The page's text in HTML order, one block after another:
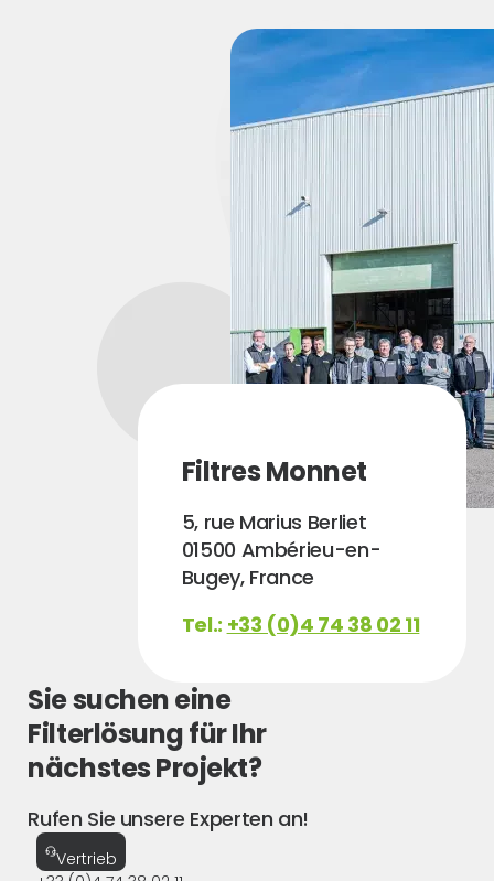
Filtres Monnet
5, rue Marius Berliet
01500 Ambérieu-en-
Bugey, France
Tel.: +33 (0)4 74 38 02 11
Sie suchen eine
Filterlösung für Ihr
nächstes Projekt?
Rufen Sie unsere Experten an!
Vertrieb